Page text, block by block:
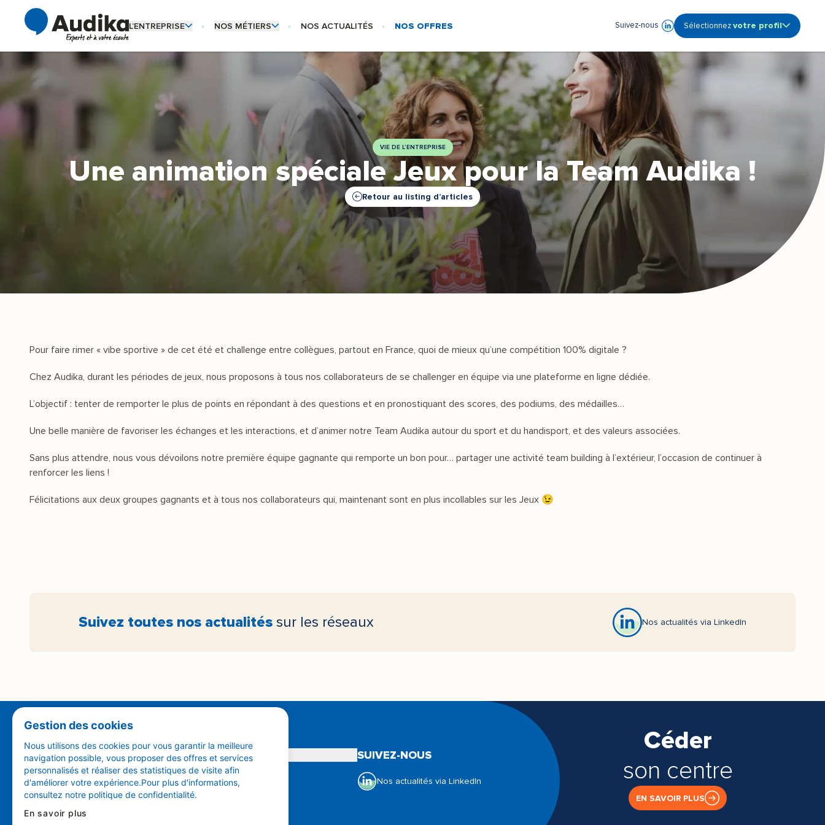
L’ENTREPRISE
OUVRIR LE SOUS-MENU L’ENTREPRISE
Qui sommes-nous ?
Nos engagements
Céder son centre
NOS MÉTIERS
OUVRIR LE SOUS-MENU NOS MÉTIERS
Fonctions support – Siège
NOS ACTUALITÉS NOS OFFRES Suivez-nous Sélectionnezvotre profil
Ouvrir le sous-menu profile
Coordinateur de centre
Propriétaire de centre
VIE DE L’ENTREPRISE
Une animation spéciale Jeux pour la Team Audika !
Retour au listing d’articles
Pour faire rimer « vibe sportive » de cet été et challenge entre collègues, partout en France, quoi de mieux qu’une compétition 100% digitale ?
Chez Audika, durant les périodes de jeux, nous proposons à tous nos collaborateurs de se challenger en équipe via une plateforme en ligne dédiée.
L’objectif : tenter de remporter le plus de points en répondant à des questions et en pronostiquant des scores, des podiums, des médailles…
Une belle manière de favoriser les échanges et les interactions, et d’animer notre Team Audika autour du sport et du handisport, et des valeurs associées.
Sans plus attendre, nous vous dévoilons notre première équipe gagnante qui remporte un bon pour… partager une activité team building à l’extérieur, l’occasion de continuer à
renforcer les liens !
Félicitations aux deux groupes gagnants et à tous nos collaborateurs qui, maintenant sont en plus incollables sur les Jeux 😉
Suivez toutes nos actualités sur les réseaux Nos actualités via LinkedIn
À PROPOSOUVRIR LE SOUS-MENU À PROPOS
Qui sommes-nous ?
Nos offres
NOS ACTUALITÉS OUVRIR LE SOUS-MENU NOS ACTUALITÉS
Nos actualités
Espace presse
SUIVEZ-NOUS
Nos actualités via LinkedIn
Céder
son centre
EN SAVOIR PLUS
Gestion des cookies
Nous utilisons des cookies pour vous garantir la meilleure
navigation possible, vous proposer des offres et services
personnalisés et réaliser des statistiques de visite afin
d'améliorer votre expérience.Pour plus d'informations,
consultez notre politique de confidentialité.
En savoir plus